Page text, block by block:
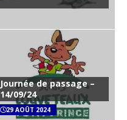
Journée de passage –
14/09/24
29 AOÛT 2024